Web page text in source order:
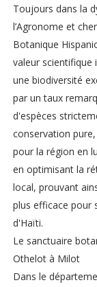
Toujours dans la
l’Agronome et
Botanique
valeur scientifique
une biodiversité
par un taux
d'espèces
conservation
pour la région en
en optimisant la
local, prouvant
plus efficace pour
d'Haïti.
Le sanctuaire
Othelot à Milot
Dans le